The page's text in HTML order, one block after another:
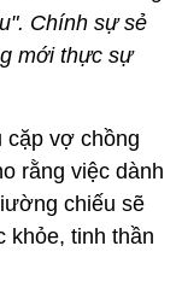
chồng hạnh